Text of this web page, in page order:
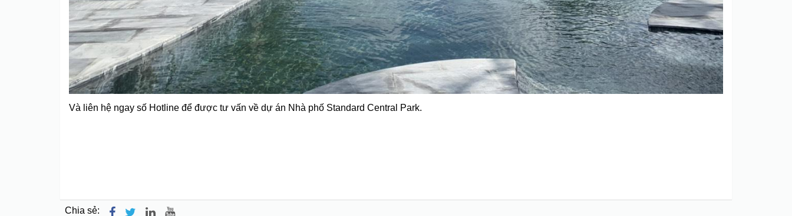
Và liên hệ ngay số Hotline để được tư vấn về dự án Nhà phố Standard Central Park.
Chia sẻ: